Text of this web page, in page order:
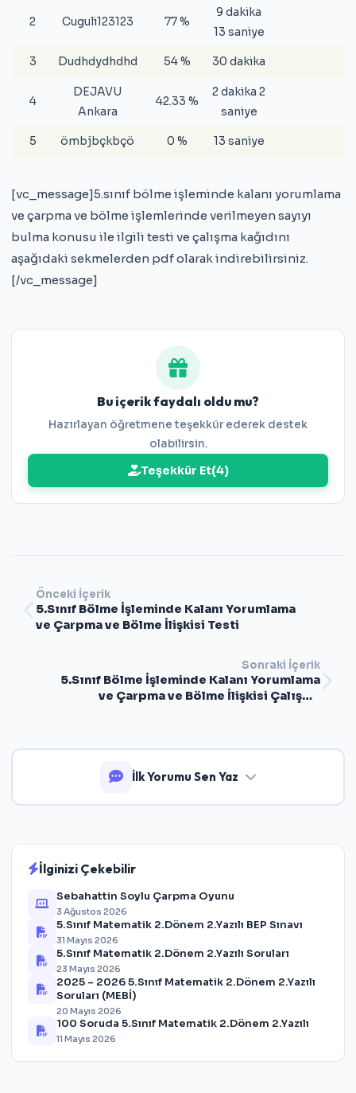
2 Cuguli123123 77 %
9 dakika
13 saniye
3 Dudhdydhdhd 54 % 30 dakika
4
DEJAVU
Ankara
42.33 %
2 dakika 2
saniye
5 ömbjbçkbçö 0 % 13 saniye
[vc_message]5.sınıf bölme işleminde kalanı yorumlama
ve çarpma ve bölme işlemlerinde verilmeyen sayıyı
bulma konusu ile ilgili testi ve çalışma kağıdını
aşağıdaki sekmelerden pdf olarak indirebilirsiniz.
[/vc_message]
Bu içerik faydalı oldu mu?
Hazırlayan öğretmene teşekkür ederek destek
olabilirsin.
Teşekkür Et(4)
Önceki İçerik
5.Sınıf Bölme İşleminde Kalanı Yorumlama
ve Çarpma ve Bölme İlişkisi Testi
Sonraki İçerik
5.Sınıf Bölme İşleminde Kalanı Yorumlama
ve Çarpma ve Bölme İlişkisi Çalışma
İlk Yorumu Sen Yaz
İlginizi Çekebilir
Sebahattin Soylu Çarpma Oyunu
3 Ağustos 2026
5.Sınıf Matematik 2.Dönem 2.Yazılı BEP Sınavı
31 Mayıs 2026
5.Sınıf Matematik 2.Dönem 2.Yazılı Soruları
23 Mayıs 2026
2025 – 2026 5.Sınıf Matematik 2.Dönem 2.Yazılı
Soruları (MEBİ)
20 Mayıs 2026
100 Soruda 5.Sınıf Matematik 2.Dönem 2.Yazılı
11 Mayıs 2026